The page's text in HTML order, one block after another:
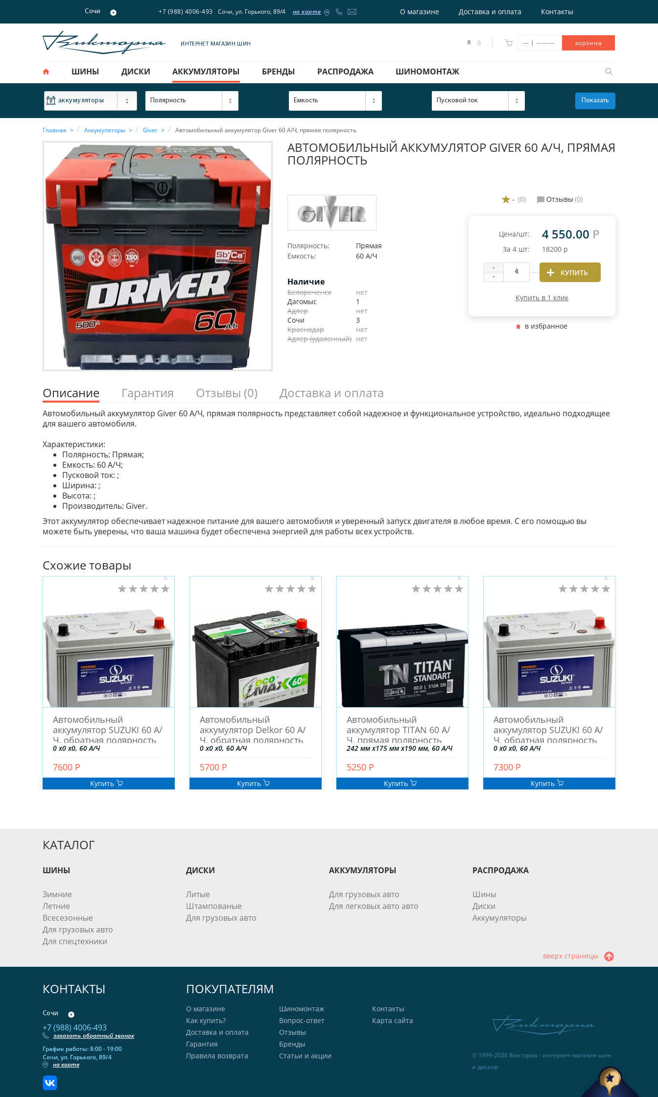
Сочи +7 (988) 4006-493 Сочи, ул. Горького, 89/4 на карте О магазине Доставка и оплата Контакты
ИНТЕРНЕТ МАГАЗИН ШИН 0 — | ——— корзина
ШИНЫ ДИСКИ АККУМУЛЯТОРЫ БРЕНДЫ РАСПРОДАЖА ШИНОМОНТАЖ
ФИЛЬТР ОТКРЫТЬ
аккумуляторы Полярность Емкость Пусковой ток Показать
Главная Аккумуляторы Giver Автомобильный аккумулятор Giver 60 А/Ч, прямая полярность
АВТОМОБИЛЬНЫЙ АККУМУЛЯТОР GIVER 60 А/Ч, ПРЯМАЯ
ПОЛЯРНОСТЬ
Полярность:
Прямая
Емкость:
60 А/Ч
Наличие
Белореченск
нет
Дагомыс
1
Адлер
нет
Сочи
3
Краснодар
нет
Адлер (удаленный) нет
- (0) Отзывы (0)
Цена/шт: 4 550.00 Р
За 4 шт: 18200 р
КУПИТЬ
Купить в 1 клик
в избранное
Описание Гарантия Отзывы (0) Доставка и оплата
Автомобильный аккумулятор Giver 60 А/Ч, прямая полярность представляет собой надежное и функциональное устройство, идеально подходящее
для вашего автомобиля.
Характеристики:
Полярность: Прямая;
Емкость: 60 А/Ч;
Пусковой ток: ;
Ширина: ;
Высота: ;
Производитель: Giver.
Этот аккумулятор обеспечивает надежное питание для вашего автомобиля и уверенный запуск двигателя в любое время. С его помощью вы
можете быть уверены, что ваша машина будет обеспечена энергией для работы всех устройств.
Схожие товары
Автомобильный
аккумулятор SUZUKI 60 А/
Ч, обратная полярность
0 x0 x0, 60 А/Ч
7600 Р
Купить
Автомобильный
аккумулятор Delkor 60 А/
Ч, обратная полярность
0 x0 x0, 60 А/Ч
5700 Р
Купить
Автомобильный
аккумулятор TITAN 60 А/
Ч, прямая полярность
242 мм x175 мм x190 мм, 60 А/Ч
5250 Р
Купить
Автомобильный
аккумулятор SUZUKI 60 А/
Ч, обратная полярность
0 x0 x0, 60 А/Ч
7300 Р
Купить
КАТАЛОГ
ШИНЫ
Зимние
Летние
Всесезонные
Для грузовых авто
Для спецтехники
ДИСКИ
Литые
Штампованые
Для грузовых авто
АККУМУЛЯТОРЫ
Для грузовых авто
Для легковых авто авто
РАСПРОДАЖА
Шины
Диски
Аккумуляторы
вверх страницы
КОНТАКТЫ
Сочи
+7 (988) 4006-493
заказать обратный звонок
График работы: 8:00 - 19:00
Сочи, ул. Горького, 89/4
на карте
ПОКУПАТЕЛЯМ
О магазине
Как купить?
Доставка и оплата
Гарантия
Правила возврата
Шиномонтаж
Вопрос-ответ
Отзывы
Бренды
Статьи и акции
Контакты
Карта сайта
© 1999-2026 Виктория - интернет-магазин шин
и дисков